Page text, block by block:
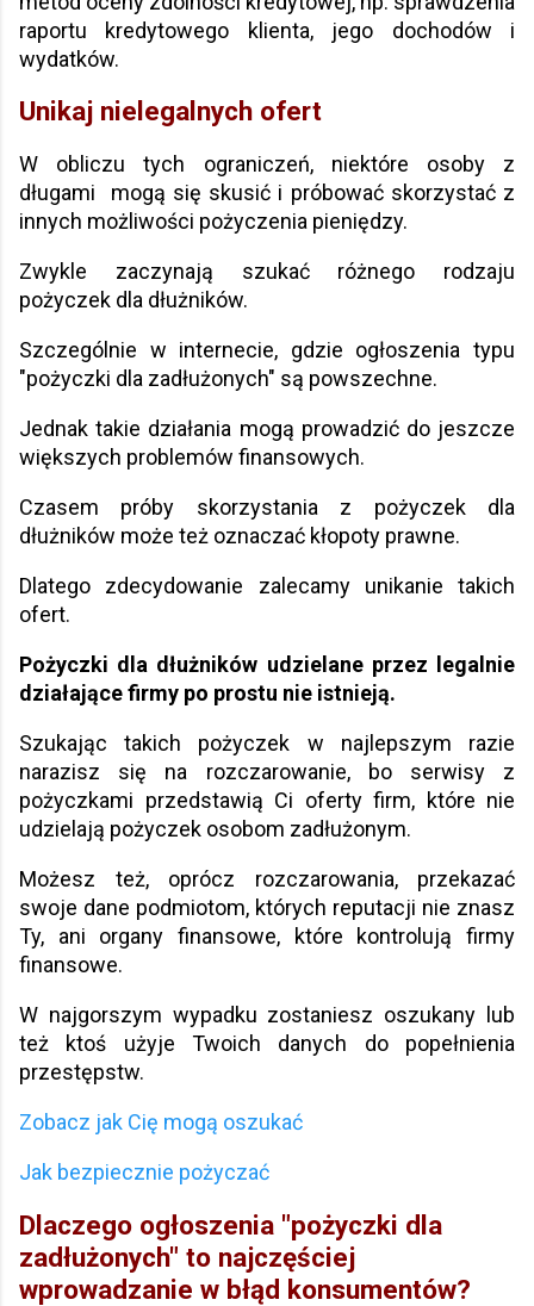
raportu kredytowego klienta, jego dochodów i
wydatków.
Unikaj nielegalnych ofert
W obliczu tych ograniczeń, niektóre osoby z
długami mogą się skusić i próbować skorzystać z
innych możliwości pożyczenia pieniędzy.
Zwykle zaczynają szukać różnego rodzaju
pożyczek dla dłużników.
Szczególnie w internecie, gdzie ogłoszenia typu
"pożyczki dla zadłużonych" są powszechne.
Jednak takie działania mogą prowadzić do jeszcze
większych problemów finansowych.
Czasem próby skorzystania z pożyczek dla
dłużników może też oznaczać kłopoty prawne.
Dlatego zdecydowanie zalecamy unikanie takich
ofert.
Pożyczki dla dłużników udzielane przez legalnie
działające firmy po prostu nie istnieją.
Szukając takich pożyczek w najlepszym razie
narazisz się na rozczarowanie, bo serwisy z
pożyczkami przedstawią Ci oferty firm, które nie
udzielają pożyczek osobom zadłużonym.
Możesz też, oprócz rozczarowania, przekazać
swoje dane podmiotom, których reputacji nie znasz
Ty, ani organy finansowe, które kontrolują firmy
finansowe.
W najgorszym wypadku zostaniesz oszukany lub
też ktoś użyje Twoich danych do popełnienia
przestępstw.
Zobacz jak Cię mogą oszukać
Jak bezpiecznie pożyczać
Dlaczego ogłoszenia "pożyczki dla
zadłużonych" to najczęściej
wprowadzanie w błąd konsumentów?